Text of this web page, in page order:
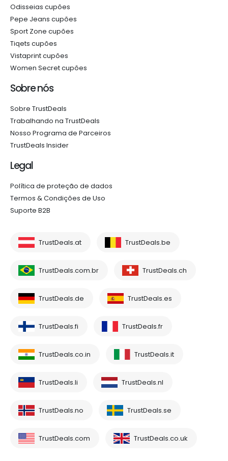
Odisseias cupões
Pepe Jeans cupões
Sport Zone cupões
Tiqets cupões
Vistaprint cupões
Women Secret cupões
Sobre nós
Sobre TrustDeals
Trabalhando na TrustDeals
Nosso Programa de Parceiros
TrustDeals Insider
Legal
Política de proteção de dados
Termos & Condições de Uso
Suporte B2B
TrustDeals.at TrustDeals.be
TrustDeals.com.br TrustDeals.ch
TrustDeals.de TrustDeals.es
TrustDeals.fi TrustDeals.fr
TrustDeals.co.in TrustDeals.it
TrustDeals.li TrustDeals.nl
TrustDeals.no TrustDeals.se
TrustDeals.com TrustDeals.co.uk